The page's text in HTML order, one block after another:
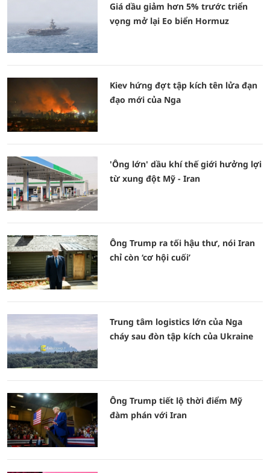
Giá dầu giảm hơn 5% trước triển
vọng mở lại Eo biển Hormuz
Kiev hứng đợt tập kích tên lửa đạn
đạo mới của Nga
'Ông lớn' dầu khí thế giới hưởng lợi
từ xung đột Mỹ - Iran
Ông Trump ra tối hậu thư, nói Iran
chỉ còn ‘cơ hội cuối’
Trung tâm logistics lớn của Nga
cháy sau đòn tập kích của Ukraine
Ông Trump tiết lộ thời điểm Mỹ
đàm phán với Iran